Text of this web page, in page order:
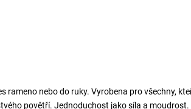
rameno nebo do ruky. Vyrobena pro všechny,
povětří. Jednoduchost jako síla a moudrost.